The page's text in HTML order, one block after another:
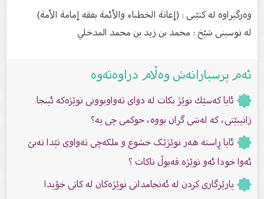
وەرگیراوە لە کتێبی : (إعانة الخطباء والأئمة بفقه إمامة الأمة)
لە نوسینى شێخ : محمد بن زيد بن محمد المدخلي
ئەم پرسیارانەش وەڵام دراوەتەوە
ئایا كه‌سێك نوێژ بكات له‌ دواى ته‌واوبوونى نوێژه‌كه‌ ئینجا
زانیبێتى، كه‌ له‌شى گران بووه‌، حوكمى چى یه‌؟
ئایا ڕاستە هەر نوێژێک خشوع و ملکەچی تەواوی تێدا نەبێ
ئەوا خودا ئەو نوێژە قەبوڵ ناکات ؟
پارێزگارى کردن لە ئەنجامدانى نوێژەکان لە کاتى خۆیدا